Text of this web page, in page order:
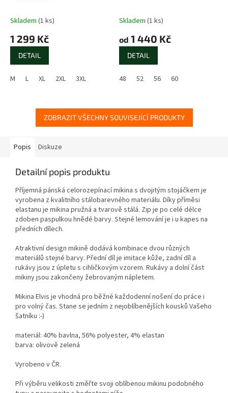
Skladem (1 ks)
1 299 Kč
DETAIL
M L XL 2XL 3XL
Skladem (1 ks)
od 1 440 Kč
DETAIL
48 52 56 60
ZOBRAZIT VŠECHNY SOUVISEJÍCÍ PRODUKTY
Popis Diskuze
Detailní popis produktu
Příjemná pánská celorozepínací mikina s dvojitým stojáčkem je
vyrobena z kvalitního stálobarevného materiálu. Díky příměsi
elastanu je mikina pružná a tvarově stálá. Zip je po celé délce
zdoben paspulkou hnědé barvy. Stejné lemování je i u kapes na
předních dílech.
Atraktivní design mikině dodává kombinace dvou různých
materiálů stejné barvy. Přední díl je imitace kůže, zadní díl a
rukávy jsou z úpletu s cihličkovým vzorem. Rukávy a dolní část
mikiny jsou zakončeny žebrovaným nápletem.
Mikina Elvis je vhodná pro běžné každodenní nošení do práce i
pro volný čas. Stane se jedním z nejoblíbenějších kousků Vašeho
šatníku :-)
materiál: 40% bavlna, 56% polyester, 4% elastan
barva: olivově zelená
Vyrobeno v ČR.
Při výběru velikosti změřte svoji oblíbenou mikinu podobného